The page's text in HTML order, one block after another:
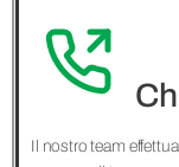
Il nostro team